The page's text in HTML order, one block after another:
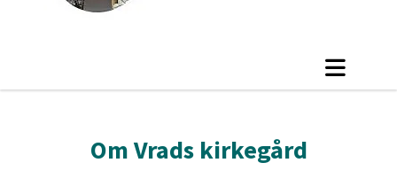
Om Vrads kirkegård